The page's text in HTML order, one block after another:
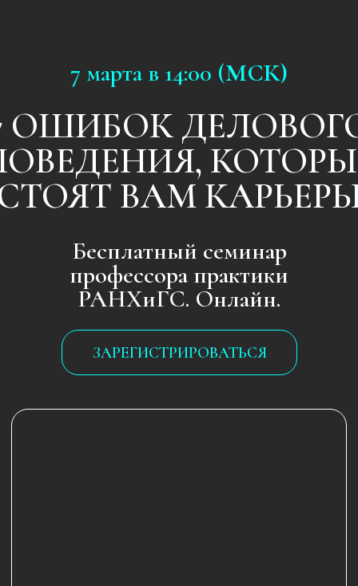
ОШИБОК ДЕЛОВОГО
КОТОРЫЕ
ВАМ КАРЬЕРЫ
ЗАРЕГИСТРИРОВАТЬСЯ
Бесплатный семинар
профессора практики
РАНХиГС. Онлайн.